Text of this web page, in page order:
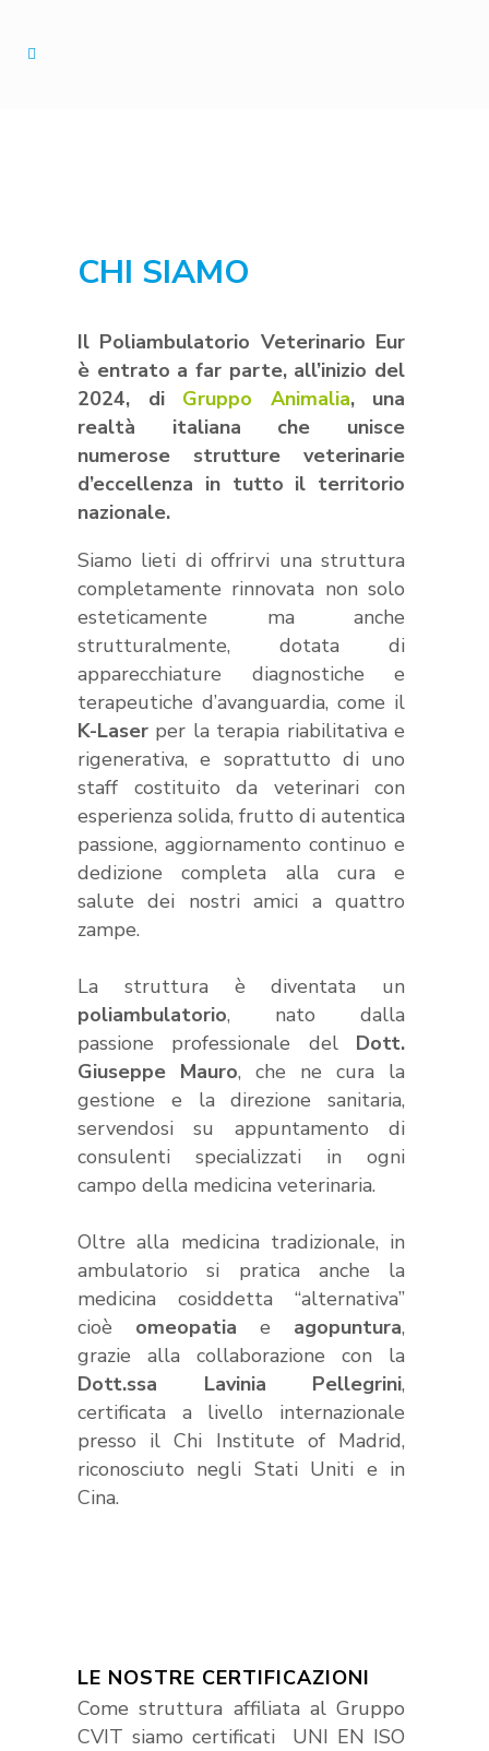
CHI SIAMO
Il Poliambulatorio Veterinario Eur
è entrato a far parte, all’inizio del
2024, di
Gruppo Animalia, una
realtà italiana che unisce
numerose strutture veterinarie
d’eccellenza in tutto il territorio
nazionale.
Siamo lieti di offrirvi una struttura
completamente rinnovata non solo
esteticamente ma anche
strutturalmente, dotata di
apparecchiature diagnostiche e
terapeutiche d’avanguardia, come il
K-Laser per la terapia riabilitativa e
rigenerativa, e soprattutto di uno
staff costituito da veterinari con
esperienza solida, frutto di autentica
passione, aggiornamento continuo e
dedizione completa alla cura e
salute dei nostri amici a quattro
zampe.
La struttura è diventata un
poliambulatorio, nato dalla
passione professionale del Dott.
Giuseppe Mauro, che ne cura la
gestione e la direzione sanitaria,
servendosi su appuntamento di
consulenti specializzati in ogni
campo della medicina veterinaria.
Oltre alla medicina tradizionale, in
ambulatorio si pratica anche la
medicina cosiddetta “alternativa”
cioè omeopatia e agopuntura,
grazie alla collaborazione con la
Dott.ssa Lavinia Pellegrini,
certificata a livello internazionale
presso il Chi Institute of Madrid,
riconosciuto negli Stati Uniti e in
Cina.
LE NOSTRE CERTIFICAZIONI
Come struttura affiliata al Gruppo
CVIT siamo certificati UNI EN ISO